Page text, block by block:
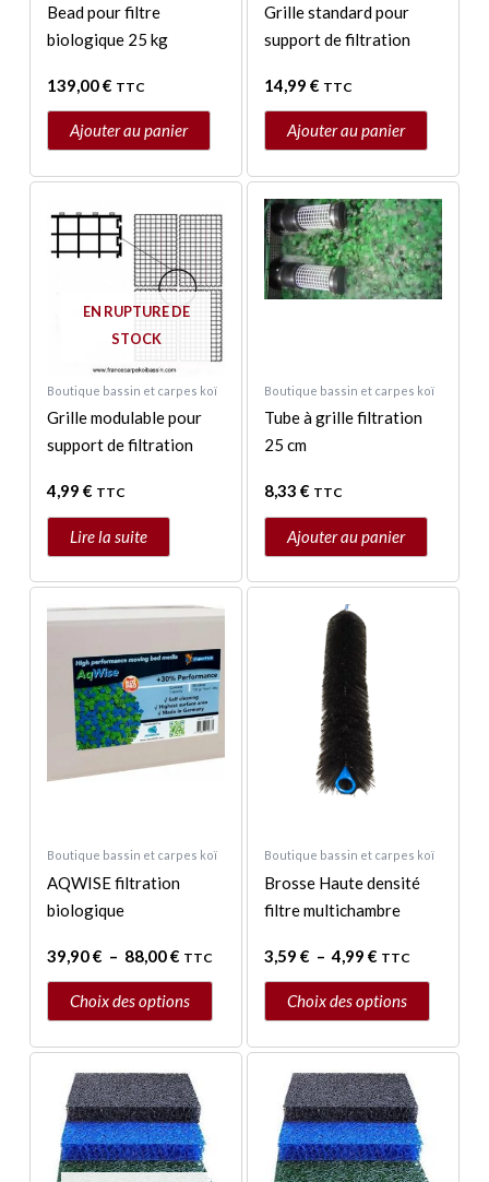
Bead pour filtre
biologique 25 kg
139,00€ TTC
Ajouter au panier
Grille standard pour
support de filtration
14,99 € TTC
Ajouter au panier
EN RUPTURE DE
STOCK
Boutique bassin et carpes koï
Grille modulable pour
support de filtration
4,99€ TTC
Lire la suite
Boutique bassin et carpes koï
Tube à grille filtration
25 cm
8,33 € TTC
Ajouter au panier
Boutique bassin et carpes koï
AQWISE filtration
biologique
39,90€ – 88,00€
de
39,90 €
à
88,00 €
TTC
Choix des options
produit
plusieurs
variations.
choisies
sur
la
du
produit
Boutique bassin et carpes koï
Brosse Haute densité
filtre multichambre
3,59 € – 4,99 € TTC
Choix des options
variations.
choisies
sur
la
du
produit